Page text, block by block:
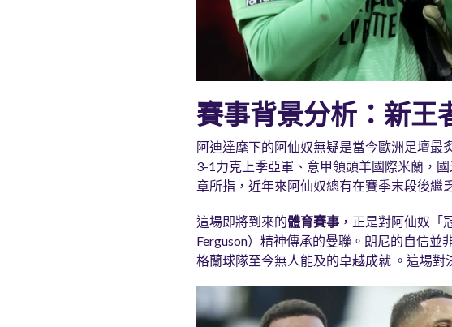
賽事背景分析：新王
阿迪達麾下的阿仙奴無疑是當今歐洲足壇最
3-1力克上季亞軍、意甲領頭羊國際米蘭，
章所指，近年來阿仙奴總有在賽季末段後繼
這場即將到來的體育賽事 ，正是對阿仙奴「
Ferguson）精神傳承的曼聯。朗尼的自信
格蘭球隊至今無人能及的卓越成就 。這場